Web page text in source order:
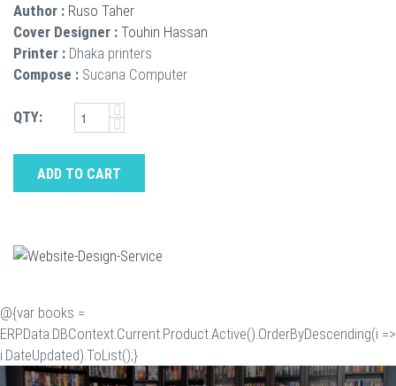
Author : Ruso Taher
Cover Designer : Touhin Hassan
Printer : Dhaka printers
Compose : Sucana Computer
QTY:
ADD TO CART
@{var books =
ERP.Data.DBContext.Current.Product.Active().OrderByDescending(i =>
i.DateUpdated).ToList();}